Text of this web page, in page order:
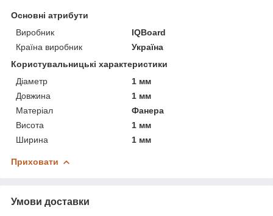
Основні атрибути
Виробник
IQBoard
Країна виробник
Україна
Користувальницькі характеристики
Діаметр
1 мм
Довжина
1 мм
Матеріал
Фанера
Висота
1 мм
Ширина
1 мм
Приховати
Умови доставки